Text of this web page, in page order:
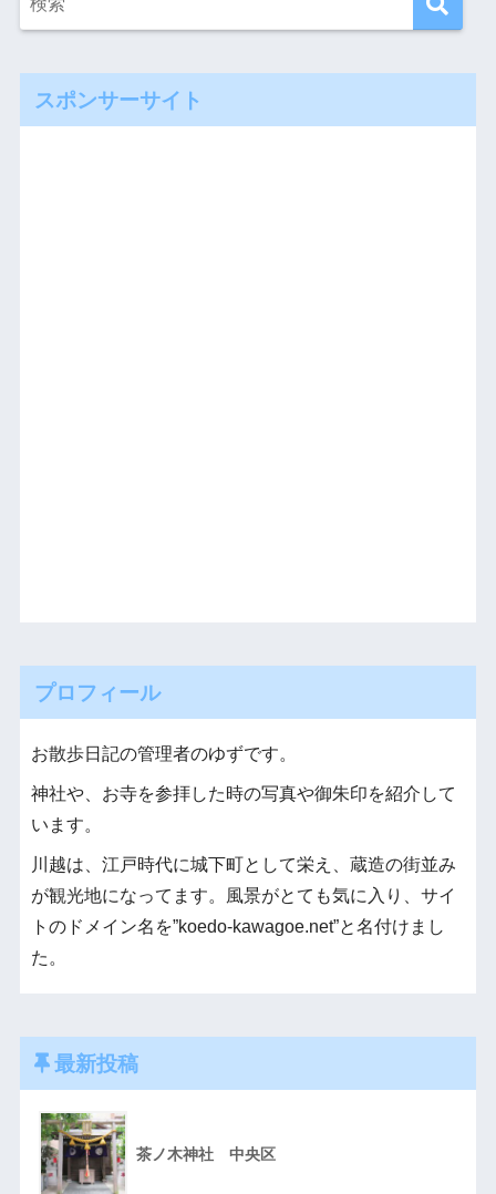
スポンサーサイト
プロフィール
お散歩日記の管理者のゆずです。
神社や、お寺を参拝した時の写真や御朱印を紹介して
います。
川越は、江戸時代に城下町として栄え、蔵造の街並み
が観光地になってます。風景がとても気に入り、サイ
トのドメイン名を”koedo-kawagoe.net”と名付けまし
た。
最新投稿
茶ノ木神社 中央区